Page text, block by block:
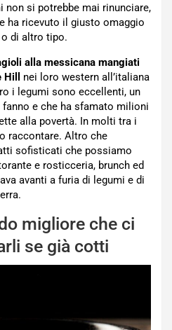
non si potrebbe mai rinunciare,
ha ricevuto il giusto omaggio
di altro tipo.
alla messicana mangiati
nei loro western all’italiana
i legumi sono eccellenti, un
e che ha sfamato milioni
alla povertà. In molti tra i
raccontare. Altro che
sofisticati che possiamo
e rosticceria, brunch ed
avanti a furia di legumi e di
migliore che ci
se già cotti